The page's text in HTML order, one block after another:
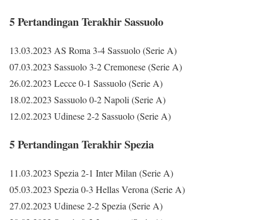
5 Pertandingan Terakhir Sassuolo
13.03.2023 AS Roma 3-4 Sassuolo (Serie A)
07.03.2023 Sassuolo 3-2 Cremonese (Serie A)
26.02.2023 Lecce 0-1 Sassuolo (Serie A)
18.02.2023 Sassuolo 0-2 Napoli (Serie A)
12.02.2023 Udinese 2-2 Sassuolo (Serie A)
5 Pertandingan Terakhir Spezia
11.03.2023 Spezia 2-1 Inter Milan (Serie A)
05.03.2023 Spezia 0-3 Hellas Verona (Serie A)
27.02.2023 Udinese 2-2 Spezia (Serie A)